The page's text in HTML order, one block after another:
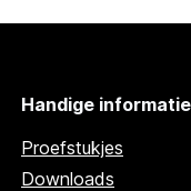
Handige informatie
Proefstukjes
Downloads